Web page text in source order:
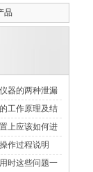
品
器的两种泄漏
工作原理及结
上应该如何进
作过程说明
时这些问题一